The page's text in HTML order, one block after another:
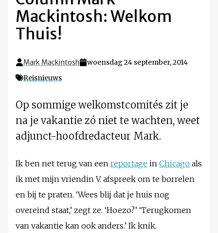
Mackintosh: Welkom
Thuis!
Mark Mackintosh
woensdag 24 september, 2014
Reisnieuws
Op sommige welkomstcomités zit je
na je vakantie zó niet te wachten, weet
adjunct-hoofdredacteur Mark.
Ik ben net terug van een reportage in Chicago als
ik met mijn vriendin V. afspreek om te borrelen
en bij te praten. ‘Wees blij dat je huis nog
overeind staat,’ zegt ze. ‘Hoezo?’ ‘Terugkomen
van vakantie kan ook anders.’ Ik knik.